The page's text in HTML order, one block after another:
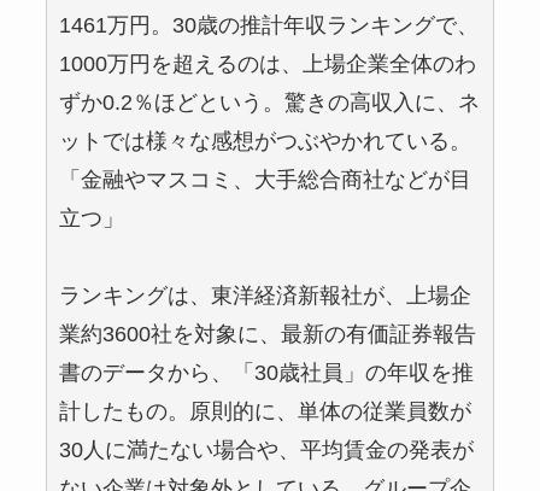
1461万円。30歳の推計年収ランキングで、
1000万円を超えるのは、上場企業全体のわ
ずか0.2％ほどという。驚きの高収入に、ネ
ットでは様々な感想がつぶやかれている。
「金融やマスコミ、大手総合商社などが目
立つ」
ランキングは、東洋経済新報社が、上場企
業約3600社を対象に、最新の有価証券報告
書のデータから、「30歳社員」の年収を推
計したもの。原則的に、単体の従業員数が
30人に満たない場合や、平均賃金の発表が